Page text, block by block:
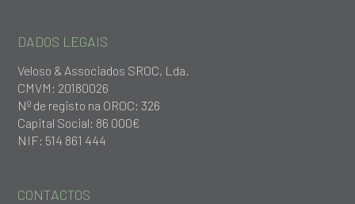
DADOS LEGAIS
Veloso & Associados SROC, Lda.
CMVM: 20180026
Nº de registo na OROC: 326
Capital Social: 86 000€
NIF: 514 861 444
CONTACTOS